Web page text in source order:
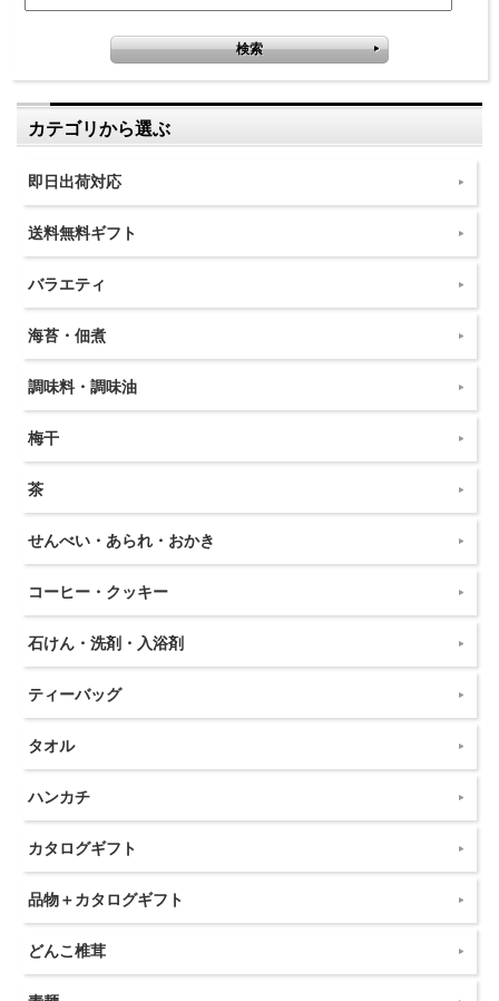
カテゴリから選ぶ
即日出荷対応
送料無料ギフト
バラエティ
海苔・佃煮
調味料・調味油
梅干
茶
せんべい・あられ・おかき
コーヒー・クッキー
石けん・洗剤・入浴剤
ティーバッグ
タオル
ハンカチ
カタログギフト
品物＋カタログギフト
どんこ椎茸